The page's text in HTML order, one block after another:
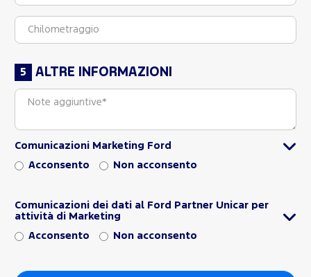
ALTRE INFORMAZIONI
Comunicazioni Marketing Ford
Acconsento Non acconsento
Comunicazioni dei dati al Ford Partner Unicar per
attività di Marketing
Acconsento Non acconsento